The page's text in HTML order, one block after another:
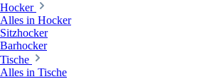
Hocker
Alles in Hocker
Sitzhocker
Barhocker
Tische
Alles in Tische